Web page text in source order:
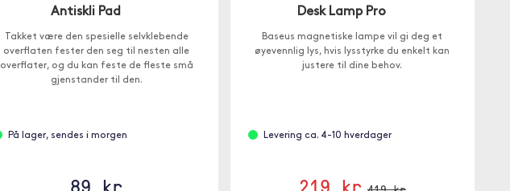
Antiskli Pad
Takket være den spesielle selvklebende
overflaten fester den seg til nesten alle
overflater, og du kan feste de fleste små
gjenstander til den.
På lager, sendes i morgen
Desk Lamp Pro
Baseus magnetiske lampe vil gi deg et
øyevennlig lys, hvis lysstyrke du enkelt kan
justere til dine behov.
Levering ca. 4-10 hverdager